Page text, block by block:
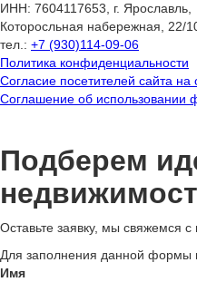
ИНН: 7604117653, г. Ярославль,
Которосльная набережная, 22/
тел.: +7 (930)114-09-06
Политика конфиденциальности
Согласие посетителей сайта
Соглашение об использовании
Подберем
Оставьте заявку, мы свяжемся с
Для заполнения данной формы
Имя